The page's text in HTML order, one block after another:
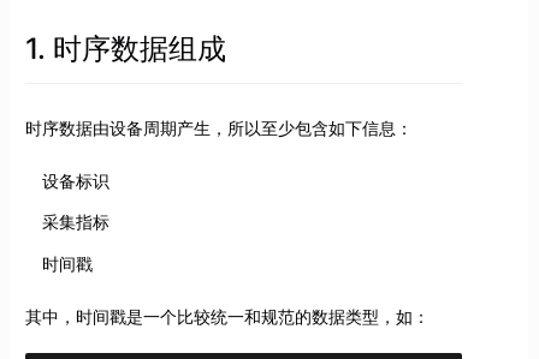
1. 时序数据组成
时序数据由设备周期产生，所以至少包含如下信息：
设备标识
采集指标
时间戳
其中，时间戳是一个比较统一和规范的数据类型，如：